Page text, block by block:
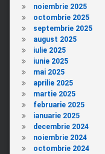
noiembrie 2025
octombrie 2025
septembrie 2025
august 2025
iulie 2025
iunie 2025
mai 2025
aprilie 2025
martie 2025
februarie 2025
ianuarie 2025
decembrie 2024
noiembrie 2024
octombrie 2024